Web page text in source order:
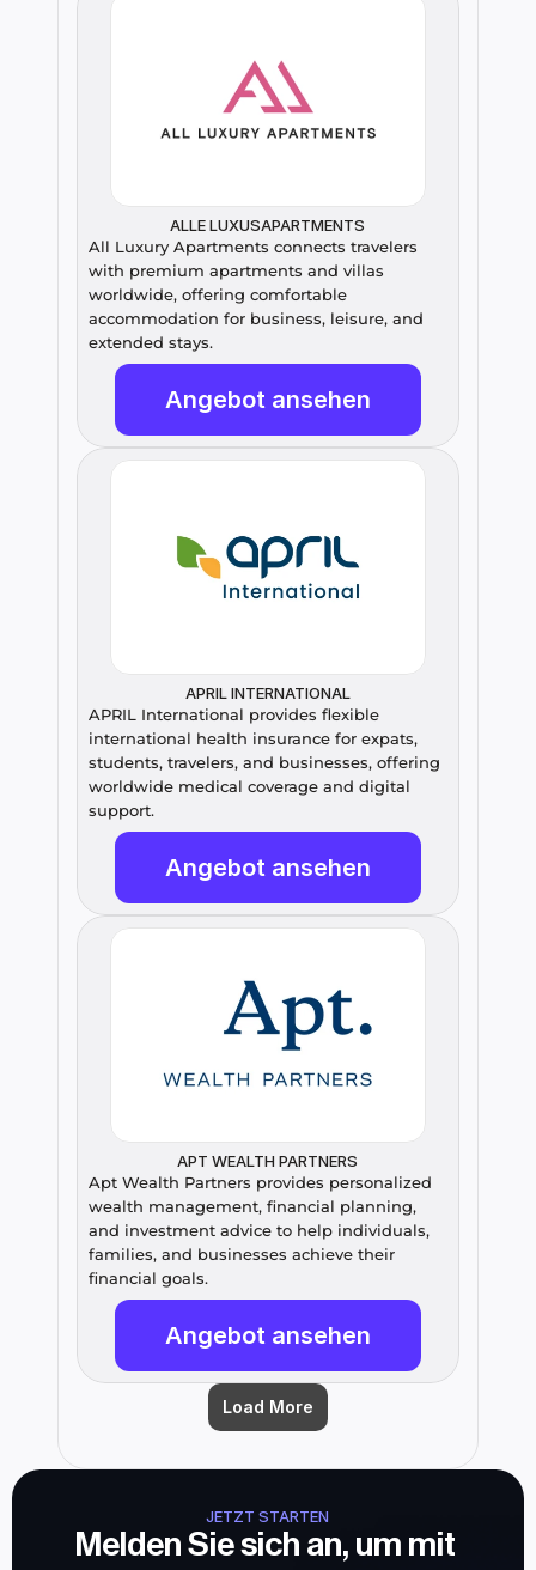
ALLE LUXUSAPARTMENTS
All Luxury Apartments connects travelers
with premium apartments and villas
worldwide, offering comfortable
accommodation for business, leisure, and
extended stays.
Angebot ansehen
APRIL INTERNATIONAL
APRIL International provides flexible
international health insurance for expats,
students, travelers, and businesses, offering
worldwide medical coverage and digital
support.
Angebot ansehen
APT WEALTH PARTNERS
Apt Wealth Partners provides personalized
wealth management, financial planning,
and investment advice to help individuals,
families, and businesses achieve their
financial goals.
Angebot ansehen
Load More
JETZT STARTEN
Melden Sie sich an, um mit